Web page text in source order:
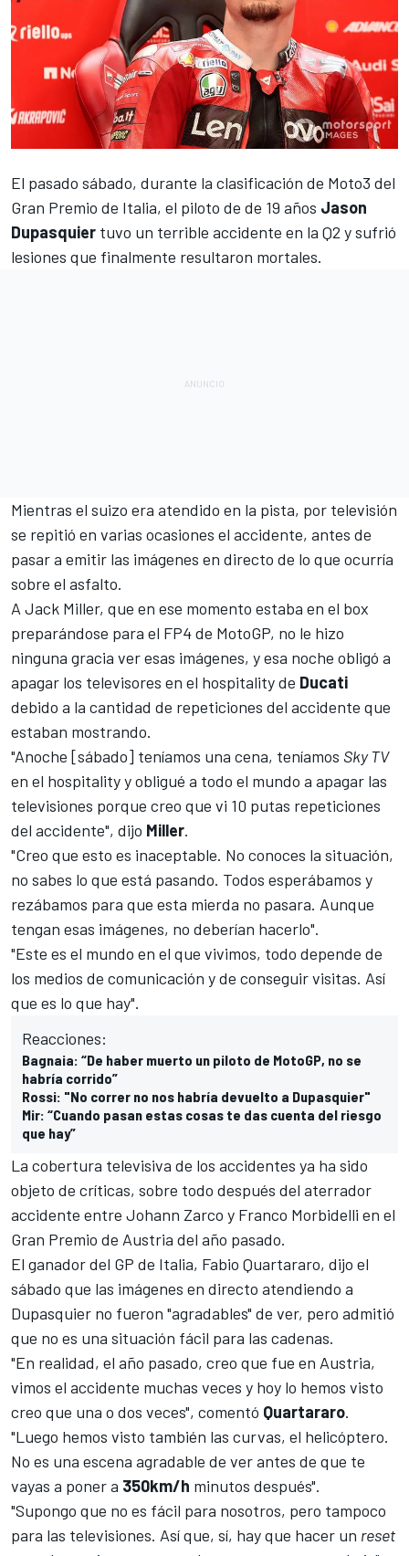
El pasado sábado, durante la clasificación de Moto3 del
Gran Premio de Italia, el piloto de de 19 años Jason
Dupasquier tuvo un terrible accidente en la Q2 y sufrió
lesiones que finalmente resultaron mortales.
Mientras el suizo era atendido en la pista, por televisión
se repitió en varias ocasiones el accidente, antes de
pasar a emitir las imágenes en directo de lo que ocurría
sobre el asfalto.
A Jack Miller, que en ese momento estaba en el box
preparándose para el FP4 de MotoGP, no le hizo
ninguna gracia ver esas imágenes, y esa noche obligó a
apagar los televisores en el hospitality de Ducati
debido a la cantidad de repeticiones del accidente que
estaban mostrando.
"Anoche [sábado] teníamos una cena, teníamos Sky TV
en el hospitality y obligué a todo el mundo a apagar las
televisiones porque creo que vi 10 putas repeticiones
del accidente", dijo Miller.
"Creo que esto es inaceptable. No conoces la situación,
no sabes lo que está pasando. Todos esperábamos y
rezábamos para que esta mierda no pasara. Aunque
tengan esas imágenes, no deberían hacerlo".
"Este es el mundo en el que vivimos, todo depende de
los medios de comunicación y de conseguir visitas. Así
que es lo que hay".
Reacciones:
Bagnaia: “De haber muerto un piloto de MotoGP, no se
habría corrido”
Rossi: "No correr no nos habría devuelto a Dupasquier"
Mir: “Cuando pasan estas cosas te das cuenta del riesgo
que hay”
La cobertura televisiva de los accidentes ya ha sido
objeto de críticas, sobre todo después del aterrador
accidente entre Johann Zarco y Franco Morbidelli en el
Gran Premio de Austria del año pasado.
El ganador del GP de Italia, Fabio Quartararo, dijo el
sábado que las imágenes en directo atendiendo a
Dupasquier no fueron "agradables" de ver, pero admitió
que no es una situación fácil para las cadenas.
"En realidad, el año pasado, creo que fue en Austria,
vimos el accidente muchas veces y hoy lo hemos visto
creo que una o dos veces", comentó Quartararo.
"Luego hemos visto también las curvas, el helicóptero.
No es una escena agradable de ver antes de que te
vayas a poner a 350km/h minutos después".
"Supongo que no es fácil para nosotros, pero tampoco
para las televisiones. Así que, sí, hay que hacer un reset